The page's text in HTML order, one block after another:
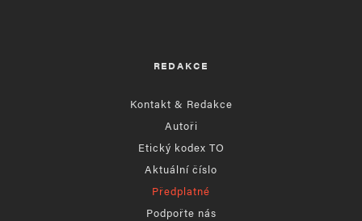
REDAKCE
Kontakt & Redakce
Autoři
Etický kodex TO
Aktuální číslo
Předplatné
Podpořte nás